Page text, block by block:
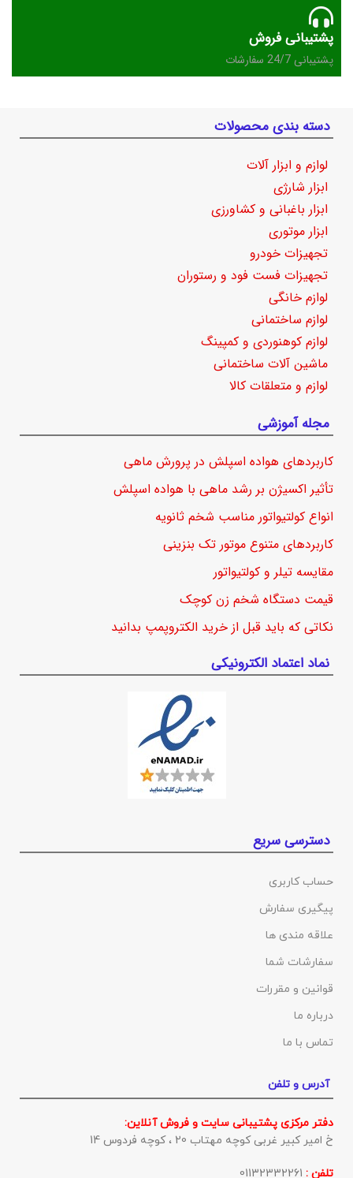
پشتیبانی فروش
پشتیبانی 24/7 سفارشات
دسته بندی محصولات
لوازم و ابزار آلات
ابزار شارژی
ابزار باغبانی و کشاورزی
ابزار موتوری
تجهیزات خودرو
تجهیزات فست فود و رستوران
لوازم خانگی
لوازم ساختمانی
لوازم کوهنوردی و کمپینگ
ماشین آلات ساختمانی
لوازم و متعلقات کالا
مجله آموزشی
کاربردهای هواده اسپلش در پرورش ماهی
تأثیر اکسیژن بر رشد ماهی با هواده اسپلش
انواع کولتیواتور مناسب شخم ثانویه
کاربردهای متنوع موتور تک بنزینی
مقایسه تیلر و کولتیواتور
قیمت دستگاه شخم زن کوچک
نکاتی که باید قبل از خرید الکتروپمپ بدانید
نماد اعتماد الکترونیکی
دسترسی سریع
حساب کاربری
پیگیری سفارش
علاقه مندی ها
سفارشات شما
قوانین و مقررات
درباره ما
تماس با ما
آدرس و تلفن
دفتر مرکزی پشتیبانی سایت و فروش آنلاین:
خ امیر کبیر غربی کوچه مهتاب 20 ، کوچه فردوس 14
تلفن :